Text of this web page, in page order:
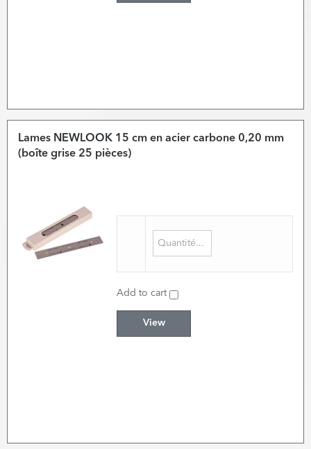
Lames NEWLOOK 15 cm en acier carbone 0,20 mm
(boîte grise 25 pièces)
Add to cart
View